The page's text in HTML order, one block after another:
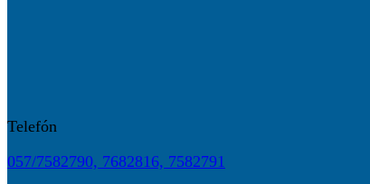
Telefón
057/7582790, 7682816, 7582791